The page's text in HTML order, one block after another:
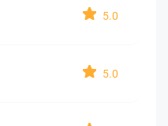
5.0
5.0